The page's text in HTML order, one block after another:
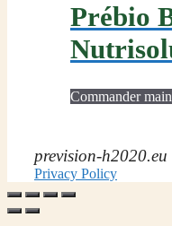
Prébio
Commander
prevision-h2020.eu
Privacy Policy